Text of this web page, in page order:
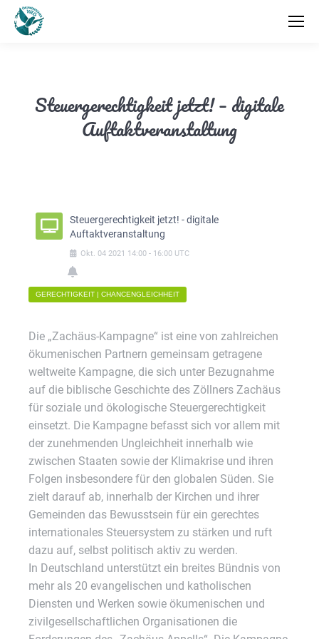
Steuergerechtigkeit jetzt! – digitale
Auftaktveranstaltung
Steuergerechtigkeit jetzt! - digitale
Auftaktveranstaltung
Okt. 04 2021 14:00 - 16:00 UTC
GERECHTIGKEIT | CHANCENGLEICHHEIT
Die „Zachäus-Kampagne“ ist eine von zahlreichen
ökumenischen Partnern gemeinsam getragene
weltweite Kampagne, die sich unter Bezugnahme
auf die biblische Geschichte des Zöllners Zachäus
für soziale und ökologische Steuergerechtigkeit
einsetzt. Die Kampagne befasst sich vor allem mit
der zunehmenden Ungleichheit innerhalb wie
zwischen Staaten sowie der Klimakrise und ihren
Folgen insbesondere für den globalen Süden. Sie
zielt darauf ab, innerhalb der Kirchen und ihrer
Gemeinden das Bewusstsein für ein gerechtes
internationales Steuersystem zu stärken und ruft
dazu auf, selbst politisch aktiv zu werden.
In Deutschland unterstützt ein breites Bündnis von
mehr als 20 evangelischen und katholischen
Diensten und Werken sowie ökumenischen und
zivilgesellschaftlichen Organisationen die